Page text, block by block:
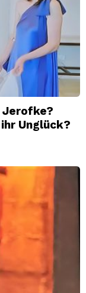
Jerofke?
Unglück?